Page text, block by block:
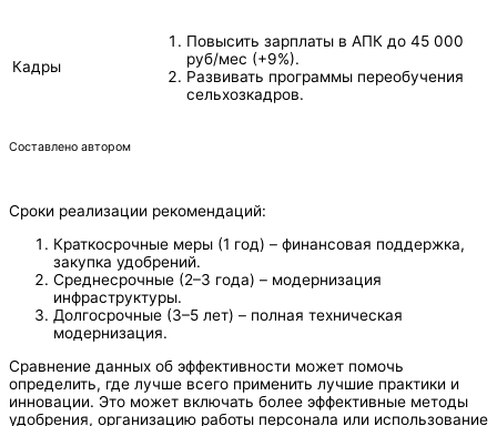
Кадры
Повысить зарплаты в АПК до 45 000
руб/мес (+9%).
Развивать программы переобучения
сельхозкадров.
Составлено автором
Сроки реализации рекомендаций:
Краткосрочные меры (1 год) – финансовая поддержка,
закупка удобрений.
Среднесрочные (2–3 года) – модернизация
инфраструктуры.
Долгосрочные (3–5 лет) – полная техническая
модернизация.
Сравнение данных об эффективности может помочь
определить, где лучше всего применить лучшие практики и
инновации. Это может включать более эффективные методы
удобрения, организацию работы персонала или использование